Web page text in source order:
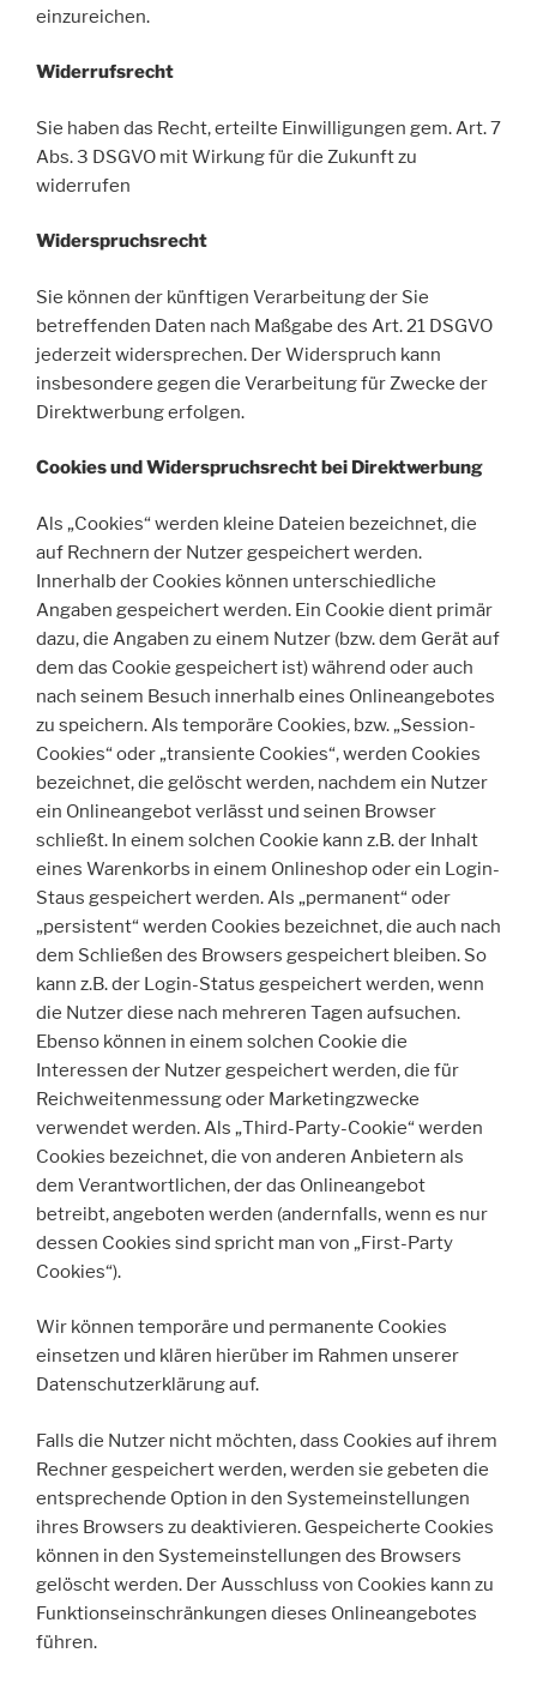
einzureichen.
Widerrufsrecht
Sie haben das Recht, erteilte Einwilligungen gem. Art. 7
Abs. 3 DSGVO mit Wirkung für die Zukunft zu
widerrufen
Widerspruchsrecht
Sie können der künftigen Verarbeitung der Sie
betreffenden Daten nach Maßgabe des Art. 21 DSGVO
jederzeit widersprechen. Der Widerspruch kann
insbesondere gegen die Verarbeitung für Zwecke der
Direktwerbung erfolgen.
Cookies und Widerspruchsrecht bei Direktwerbung
Als „Cookies“ werden kleine Dateien bezeichnet, die
auf Rechnern der Nutzer gespeichert werden.
Innerhalb der Cookies können unterschiedliche
Angaben gespeichert werden. Ein Cookie dient primär
dazu, die Angaben zu einem Nutzer (bzw. dem Gerät auf
dem das Cookie gespeichert ist) während oder auch
nach seinem Besuch innerhalb eines Onlineangebotes
zu speichern. Als temporäre Cookies, bzw. „Session-
Cookies“ oder „transiente Cookies“, werden Cookies
bezeichnet, die gelöscht werden, nachdem ein Nutzer
ein Onlineangebot verlässt und seinen Browser
schließt. In einem solchen Cookie kann z.B. der Inhalt
eines Warenkorbs in einem Onlineshop oder ein Login-
Staus gespeichert werden. Als „permanent“ oder
„persistent“ werden Cookies bezeichnet, die auch nach
dem Schließen des Browsers gespeichert bleiben. So
kann z.B. der Login-Status gespeichert werden, wenn
die Nutzer diese nach mehreren Tagen aufsuchen.
Ebenso können in einem solchen Cookie die
Interessen der Nutzer gespeichert werden, die für
Reichweitenmessung oder Marketingzwecke
verwendet werden. Als „Third-Party-Cookie“ werden
Cookies bezeichnet, die von anderen Anbietern als
dem Verantwortlichen, der das Onlineangebot
betreibt, angeboten werden (andernfalls, wenn es nur
dessen Cookies sind spricht man von „First-Party
Cookies“).
Wir können temporäre und permanente Cookies
einsetzen und klären hierüber im Rahmen unserer
Datenschutzerklärung auf.
Falls die Nutzer nicht möchten, dass Cookies auf ihrem
Rechner gespeichert werden, werden sie gebeten die
entsprechende Option in den Systemeinstellungen
ihres Browsers zu deaktivieren. Gespeicherte Cookies
können in den Systemeinstellungen des Browsers
gelöscht werden. Der Ausschluss von Cookies kann zu
Funktionseinschränkungen dieses Onlineangebotes
führen.